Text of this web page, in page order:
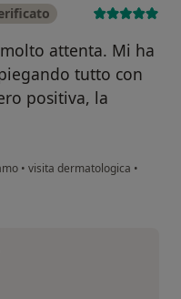
attenta. Mi ha
tutto con
positiva, la
• visita dermatologica •